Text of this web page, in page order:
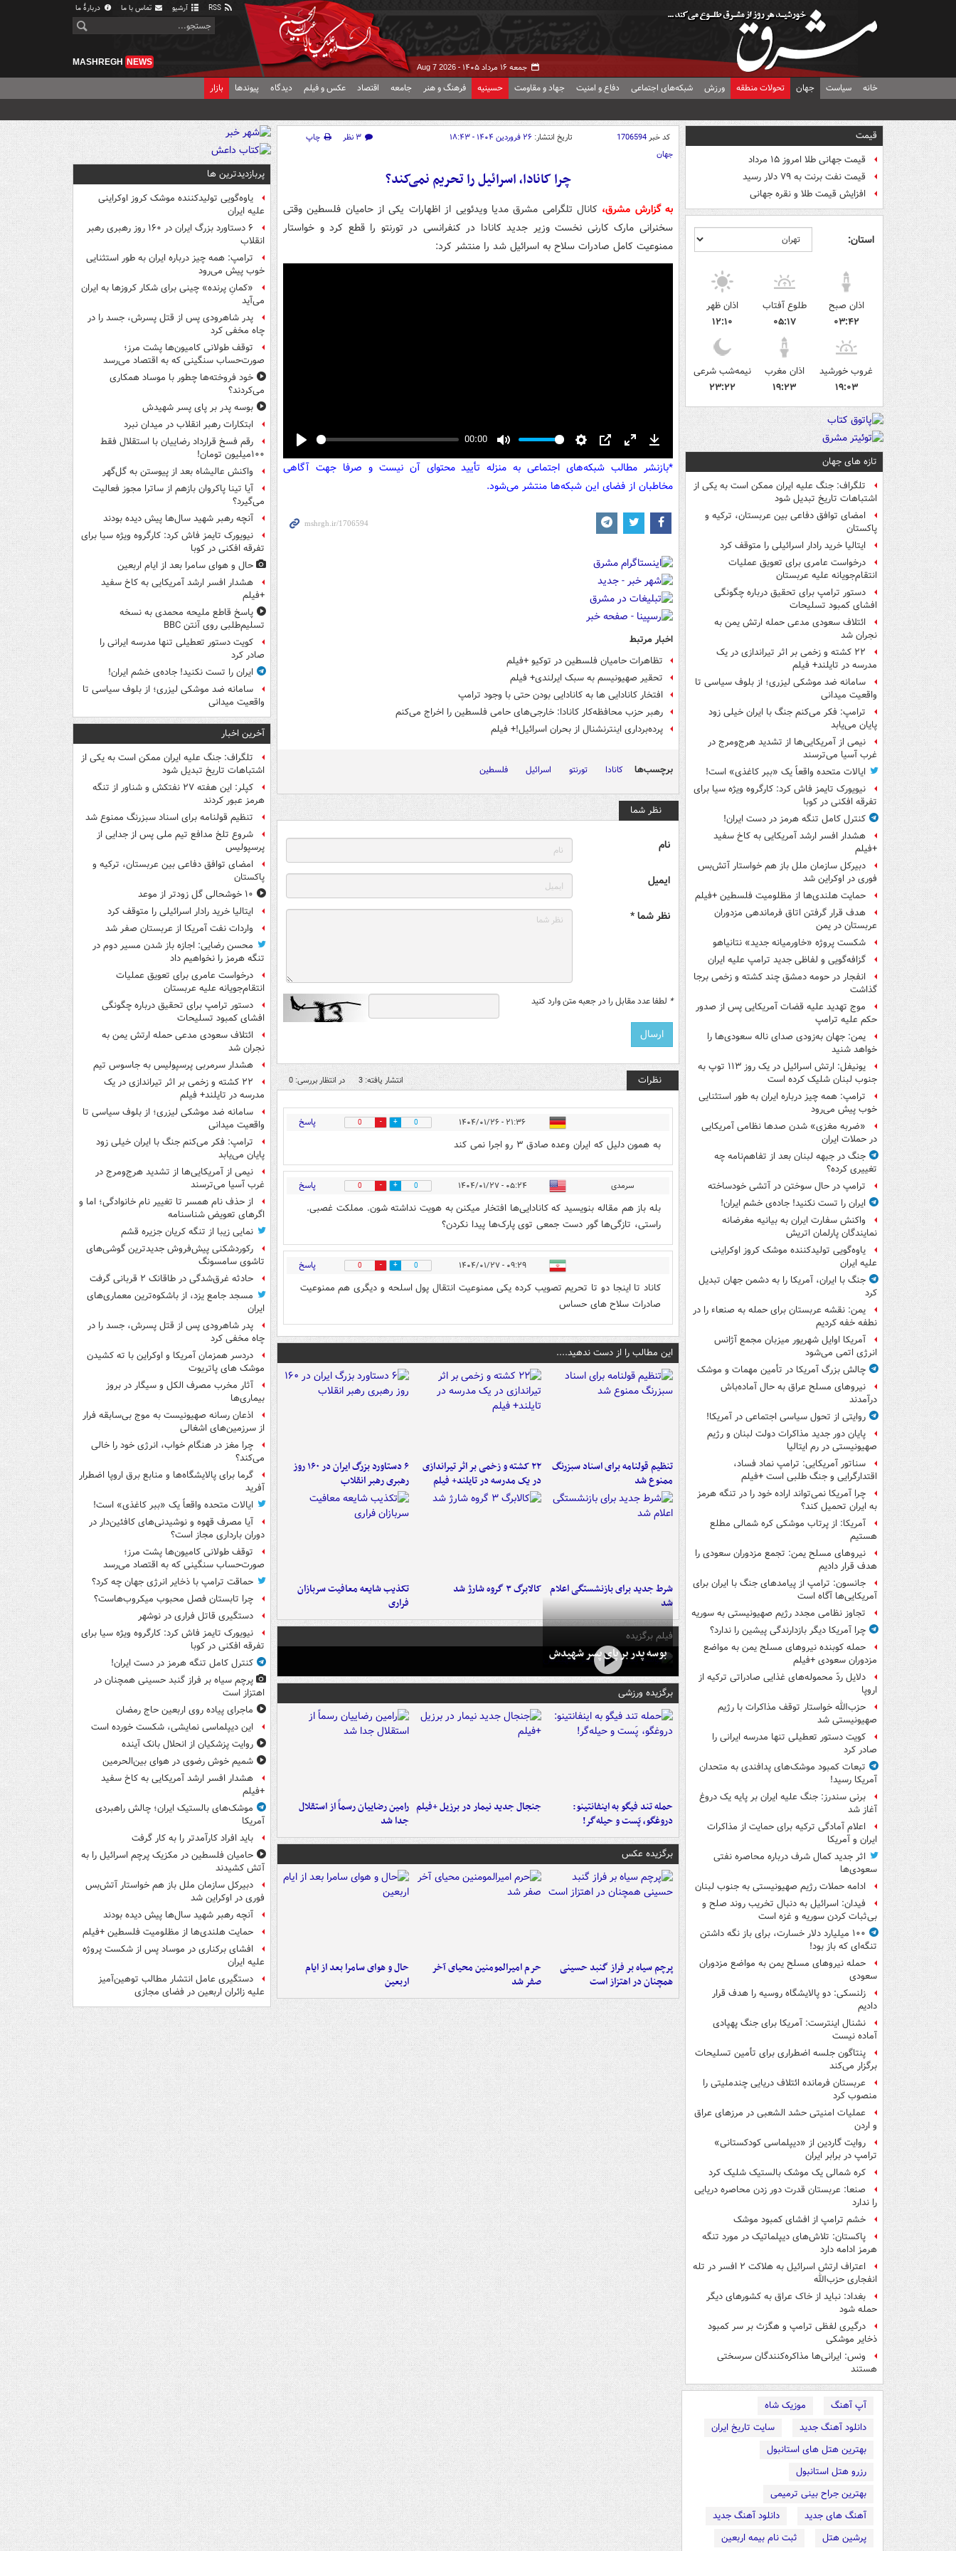
آرشیو تماس با ما دربارهٔ ما
جمعه ۱۶ مرداد ۱۴۰۵ - Aug 7 2026
MASHREGH NEWS
خانه سیاست جهان تحولات منطقه ورزش شبکه‌های اجتماعی دفاع و امنیت جهاد و مقاومت حسینیه فرهنگ و هنر جامعه اقتصاد عکس و فیلم دیدگاه پیوندها بازار
قیمت
قیمت جهانی طلا امروز ۱۵ مرداد
قیمت نفت برنت به ۷۹ دلار رسید
افزایش قیمت طلا و نقره جهانی
استان:
اذان صبح
۰۳:۴۲
طلوع آفتاب
۰۵:۱۷
اذان ظهر
۱۲:۱۰
غروب خورشید
۱۹:۰۳
اذان مغرب
۱۹:۲۳
نیمه‌شب شرعی
۲۳:۲۲
تازه های جهان
تلگراف: جنگ علیه ایران ممکن است به یکی از
اشتباهات تاریخ تبدیل شود
امضای توافق دفاعی بین عربستان، ترکیه و
پاکستان
ایتالیا خرید رادار اسرائیلی را متوقف کرد
درخواست عامری برای تعویق عملیات
انتقام‌جویانه علیه عربستان
دستور ترامپ برای تحقیق درباره چگونگی
افشای کمبود تسلیحات
ائتلاف سعودی مدعی حمله ارتش یمن به
نجران شد
۲۲ کشته و زخمی بر اثر تیراندازی در یک
مدرسه در تایلند+ فیلم
سامانه ضد موشکی لیزری؛ از بلوف سیاسی تا
واقعیت میدانی
ترامپ: فکر می‌کنم جنگ با ایران خیلی زود
پایان می‌یابد
نیمی از آمریکایی‌ها از تشدید هرج‌ومرج در
غرب آسیا می‌ترسند
ایالات متحده واقعاً یک «ببر کاغذی» است!
نیویورک تایمز فاش کرد: کارگروه ویژه سیا برای
تفرقه افکنی در کوبا
کنترل کامل تنگه هرمز در دست ایران!
هشدار افسر ارشد آمریکایی به کاخ سفید
+فیلم
دبیرکل سازمان ملل باز هم خواستار آتش‌بس
فوری در اوکراین شد
حمایت هلندی‌ها از مظلومیت فلسطین +فیلم
هدف قرار گرفتن اتاق‌ فرماندهی مزدوران
عربستان در یمن
شکست پروژه «خاورمیانه جدید» نتانیاهو
گزافه‌گویی و لفاظی جدید ترامپ علیه ایران
انفجار در حومه دمشق چند کشته و زخمی برجا
گذاشت
موج تهدید علیه قضات آمریکایی پس از صدور
حکم علیه ترامپ
یمن: جهان به‌زودی صدای ناله سعودی‌ها را
خواهد شنید
یونیفل: ارتش اسرائیل در یک روز ۱۱۳ توپ به
جنوب لبنان شلیک کرده است
ترامپ: همه چیز درباره ایران به طور استثنایی
خوب پیش می‌رود
«ضربه مغزی» شدن صدها نظامی آمریکایی
در حملات ایران
جنگ در جبهه لبنان بعد از تفاهم‌نامه چه
تغییری کرده؟
ترامپ در حال سوختن در آتشی خودساخته
ایران را تست نکنید! جاده‌ی خشم ایران!
واکنش سفارت ایران به بیانیه مغرضانه
نمایندگان پارلمان اتریش
یاوه‌گویی تولیدکننده موشک کروز اوکراینی
علیه ایران
جنگ با ایران، آمریکا را به دشمن جهان تبدیل
کرد
یمن: نقشه عربستان برای حمله به صنعاء را در
نطفه خفه کردیم
آمریکا اوایل شهریور میزبان مجمع آژانس
انرژی اتمی می‌شود
چالش بزرگ آمریکا در تأمین مهمات و موشک
نیروهای مسلح عراق به حال آماده‌باش
درآمدند
روایتی از تحول سیاسی اجتماعی در آمریکا!
پایان دور جدید مذاکرات دولت لبنان و رژیم
صهیونیستی در رم ایتالیا
سناتور آمریکایی: ترامپ نماد فساد،
اقتدارگرایی و جنگ طلبی است +فیلم
چرا آمریکا نمی‌تواند اراده خود را در تنگه هرمز
به ایران تحمیل کند؟
آمریکا: از پرتاب موشکی کره شمالی مطلع
هستیم
نیروهای مسلح یمن: تجمع مزدوران سعودی را
هدف قرار دادیم
جانسون: ترامپ از پیامدهای جنگ با ایران برای
آمریکایی‌ها آگاه است
تجاوز نظامی مجدد رژیم صهیونیستی به سوریه
چرا آمریکا دیگر بازدارندگی پیشین را ندارد؟
حمله کوبنده نیروهای مسلح یمن به مواضع
مزدوران سعودی +فیلم
دلایل ردّ محموله‌های غذایی صادراتی ترکیه از
اروپا
حزب‌الله خواستار توقف مذاکرات با رژیم
صهیونیستی شد
کویت دستور تعطیلی تنها مدرسه ایرانی را
صادر کرد
تبعات کمبود موشک‌های پدافندی به متحدان
آمریکا رسید!
برنی سندرز: جنگ علیه ایران بر پایه یک دروغ
آغاز شد
اعلام آمادگی ترکیه برای حمایت از مذاکرات
ایران و آمریکا
اثر جدید کمال شرف درباره محاصره نفتی
سعودی‌ها
ادامه حملات رژیم صهیونیستی به جنوب لبنان
فیدان: اسرائیل به دنبال تخریب روند صلح و
بی‌ثبات کردن سوریه و غزه است
۱۰۰ میلیارد دلار خسارت، برای باز نگه داشتن
تنگه‌ای که باز بود!
حمله نیروهای مسلح یمن به مواضع مزدوران
سعودی
زلنسکی: دو پالایشگاه روسیه را هدف قرار
دادیم
نشنال اینترست: آمریکا برای جنگ پهپادی
آماده نیست
پنتاگون جلسه اضطراری برای تأمین تسلیحات
برگزار می‌کند
عربستان فرمانده ائتلاف دریایی چندملیتی را
منصوب کرد
عملیات امنیتی حشد الشعبی در مرزهای عراق
و اردن
روایت گاردین از «دیپلماسی کودکستانی»
ترامپ در برابر ایران
کره شمالی یک موشک بالستیک شلیک کرد
صنعا: عربستان قدرت دور زدن محاصره دریایی
را ندارد
خشم ترامپ از افشای کمبود موشک
پاکستان: تلاش‌های دیپلماتیک در مورد تنگه
هرمز ادامه دارد
اعتراف ارتش اسرائیل به هلاکت ۲ افسر در تله
انفجاری حزب‌الله
بغداد: نباید از خاک عراق به کشورهای دیگر
حمله شود
درگیری لفظی ترامپ و هگزث بر سر کمبود
ذخایر موشکی
ونس: ایرانی‌ها مذاکره‌کنندگان سرسختی
هستند
آپ آهنگ
موزیک شاه
دانلود آهنگ جدید
سایت تاریخ ایران
بهترین هتل های استانبول
رزرو هتل استانبول
بهترین جراح بینی ترمیمی
آهنگ های جدید
دانلود آهنگ جدید
پرشین هتل
ثبت نام بیمه اربعین
کد خبر1706594 تاریخ انتشار: ۲۶ فروردین ۱۴۰۴ - ۱۸:۴۳ ۳ نظر
چاپ
جهان
چرا کانادا، اسرائیل را تحریم نمی‌کند؟
به گزارش مشرق، کانال تلگرامی مشرق مدیا ویدئویی از اظهارات یکی از حامیان فلسطین وقتی
سخنرانی مارک کارنی نخست وزیر جدید کانادا در کنفرانسی در تورنتو را قطع کرد و خواستار
ممنوعیت کامل صادرات سلاح به اسرائیل شد را منتشر کرد:
00:00
fullscreen
Download
*بازنشر مطالب شبکه‌های اجتماعی به منزله تأیید محتوای آن نیست و صرفا جهت آگاهی
مخاطبان از فضای این شبکه‌ها منتشر می‌شود.
اخبار مرتبط
تظاهرات حامیان فلسطین در توکیو +فیلم
تحقیر صهیونیسم به سبک ایرلندی+ فیلم
افتخار کانادایی ها به کانادایی بودن حتی با وجود ترامپ
رهبر حزب محافظه‌کار کانادا: خارجی‌های حامی فلسطین را اخراج می‌کنم
پرده‌برداری اینترنشنال از بحران اسرائیل!+ فیلم
برچسب‌ها کانادا تورنتو اسرائیل فلسطین
نظر شما
نام
ایمیل
نظر شما *
* لطفا عدد مقابل را در جعبه متن وارد کنید
نظرات انتشار یافته: 3 در انتظار بررسی: 0
۲۱:۳۶ - ۱۴۰۴/۰۱/۲۶ 0
0 پاسخ
به همون دلیل که ایران وعده صادق ۳ رو اجرا نمی کند
سرمدی ۰۵:۲۴ - ۱۴۰۴/۰۱/۲۷ 0
0 پاسخ
بله باز هم مقاله بنویسید که کانادایی‌ها افتخار میکنن به هویت نداشته شون. مملکت غصبی.
راستی، تازگی‌ها گور دست جمعی توی پارک‌ها پیدا نکردن؟
۰۹:۲۹ - ۱۴۰۴/۰۱/۲۷ 0
0 پاسخ
کاناد تا اینجا دو تا تحریم تصویب کرده یکی ممنوعیت انتقال پول اسلحه و دیگری هم ممنوعیت
صادرات سلاح های حساس
این مطالب را از دست ندهید....
تنظیم قولنامه برای اسناد سبزرنگ
ممنوع شد
۲۲ کشته و زخمی بر اثر تیراندازی
در یک مدرسه در تایلند+ فیلم
۶ دستاورد بزرگ ایران در ۱۶۰ روز
رهبری رهبر انقلاب
شرط جدید برای بازنشستگی اعلام
شد
کالابرگ ۳ گروه شارژ شد
تکذیب شایعه معافیت سربازان
فراری
فیلم برگزیده
بوسه‌ پدر بر پای پسر شهیدش
برگزیده ورزشی
حمله تند فیگو به اینفانتینو:
دروغگو، پَست‌ و حیله‌گر!
جنجال جدید نیمار در برزیل +فیلم رامین رضاییان رسماً از استقلال
جدا شد
برگزیده عکس
پرچم سیاه بر فراز گنبد حسینی
همچنان در اهتزاز است
حرم امیرالمومنین محیای آخر
صفر شد
حال و هوای سامرا بعد از ایام
اربعین
پربازدیدترین ها
یاوه‌گویی تولیدکننده موشک کروز اوکراینی
علیه ایران
۶ دستاورد بزرگ ایران در ۱۶۰ روز رهبری رهبر
انقلاب
ترامپ: همه چیز درباره ایران به طور استثنایی
خوب پیش می‌رود
«کمانِ پرنده» چینی برای شکار کروزها به ایران
می‌آید
پدر شاهرودی پس از قتل پسرش، جسد را در
چاه مخفی کرد
توقف طولانی کامیون‌ها پشت مرز؛
صورت‌حساب سنگینی که به اقتصاد می‌رسد
خود فروخته‌ها چطور با موساد همکاری
می‌کردند؟
بوسه‌ پدر بر پای پسر شهیدش
ابتکارات رهبر انقلاب در میدان نبرد
رقم فسخ قرارداد رضاییان با استقلال فقط
۱۰۰میلیون تومان!
واکنش عالیشاه بعد از پیوستن به گل‌گهر
آیا تینا پاکروان بازهم از ساترا مجوز فعالیت
می‌گیرد؟
آنچه رهبر شهید سال‌ها پیش دیده بودند
نیویورک تایمز فاش کرد: کارگروه ویژه سیا برای
تفرقه افکنی در کوبا
حال و هوای سامرا بعد از ایام اربعین
هشدار افسر ارشد آمریکایی به کاخ سفید
+فیلم
پاسخ قاطع ملیحه محمدی به نسخه
تسلیم‌طلبی روی آنتن BBC
کویت دستور تعطیلی تنها مدرسه ایرانی را
صادر کرد
ایران را تست نکنید! جاده‌ی خشم ایران!
سامانه ضد موشکی لیزری؛ از بلوف سیاسی تا
واقعیت میدانی
آخرین اخبار
تلگراف: جنگ علیه ایران ممکن است به یکی از
اشتباهات تاریخ تبدیل شود
کپلر: این هفته ۲۷ نفتکش و شناور از تنگه
هرمز عبور کردند
تنظیم قولنامه برای اسناد سبزرنگ ممنوع شد
شروع تلخ مدافع تیم ملی پس از جدایی از
پرسپولیس
امضای توافق دفاعی بین عربستان، ترکیه و
پاکستان
۱۰ خوشحالی گل زودتر از موعد
ایتالیا خرید رادار اسرائیلی را متوقف کرد
واردات نفت آمریکا از عربستان صفر شد
محسن رضایی: اجازه باز شدن مسیر دوم در
تنگه هرمز را نخواهیم داد
درخواست عامری برای تعویق عملیات
انتقام‌جویانه علیه عربستان
دستور ترامپ برای تحقیق درباره چگونگی
افشای کمبود تسلیحات
ائتلاف سعودی مدعی حمله ارتش یمن به
نجران شد
هشدار سرمربی پرسپولیس به جاسوس تیم
۲۲ کشته و زخمی بر اثر تیراندازی در یک
مدرسه در تایلند+ فیلم
سامانه ضد موشکی لیزری؛ از بلوف سیاسی تا
واقعیت میدانی
ترامپ: فکر می‌کنم جنگ با ایران خیلی زود
پایان می‌یابد
نیمی از آمریکایی‌ها از تشدید هرج‌ومرج در
غرب آسیا می‌ترسند
از حذف نام همسر تا تغییر نام خانوادگی؛ اما و
اگرهای تعویض شناسنامه
نمایی زیبا از تنگه کریان جزیره قشم
رکوردشکنی پیش‌فروش جدیدترین گوشی‌های
تاشوی سامسونگ
حادثه غرق‌شدگی در طاقانک ۲ قربانی گرفت
مسجد جامع یزد، از باشکوه‌ترین معماری‌های
ایران
پدر شاهرودی پس از قتل پسرش، جسد را در
چاه مخفی کرد
دردسر همزمان آمریکا و اوکراین با ته کشیدن
موشک های پاتریوت
آثار مخرب مصرف الکل و سیگار در بروز
بیماری‌ها
اذعان رسانه صهیونیست به موج بی‌سابقه فرار
از سرزمین‌های اشغالی
چرا مغز در هنگام خواب، انرژی خود را خالی
می‌کند؟
گرما برای پالایشگاه‌ها و منابع برق اروپا اضطرار
آفرید
ایالات متحده واقعاً یک «ببر کاغذی» است!
آیا مصرف قهوه و نوشیدنی‌های کافئین‌دار در
دوران بارداری مجاز است؟
توقف طولانی کامیون‌ها پشت مرز؛
صورت‌حساب سنگینی که به اقتصاد می‌رسد
حماقت ترامپ با ذخایر انرژی جهان چه کرد؟
چرا تابستان فصل محبوب میکروب‌هاست؟
دستگیری قاتل فراری در نوشهر
نیویورک تایمز فاش کرد: کارگروه ویژه سیا برای
تفرقه افکنی در کوبا
کنترل کامل تنگه هرمز در دست ایران!
پرچم سیاه بر فراز گنبد حسینی همچنان در
اهتزاز است
ماجرای پیاده روی اربعین حاج رمضان
این دیپلماسی نمایشی، شکست خورده است
روایت پزشکیان از انحلال بانک آینده
شمیم خوش رضوی در هوای بین‌الحرمین
هشدار افسر ارشد آمریکایی به کاخ سفید
+فیلم
موشک‌های بالستیک ایران؛ چالش راهبردی
آمریکا
باید افراد کارآمدتر را به کار گرفت
حامیان فلسطین در مکزیک پرچم اسرائیل را به
آتش کشیدند
دبیرکل سازمان ملل باز هم خواستار آتش‌بس
فوری در اوکراین شد
آنچه رهبر شهید سال‌ها پیش دیده بودند
حمایت هلندی‌ها از مظلومیت فلسطین +فیلم
افشای برکناری در موساد پس از شکست پروژه
علیه ایران
دستگیری عامل انتشار مطالب توهین‌آمیز
علیه زائران اربعین در فضای مجازی